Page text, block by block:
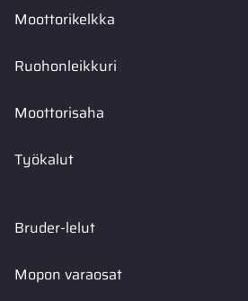
Moottorikelkka
Ruohonleikkuri
Moottorisaha
Työkalut
Bruder-lelut
Mopon varaosat